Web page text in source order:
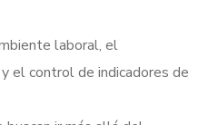
laboral, el
el control de indicadores de